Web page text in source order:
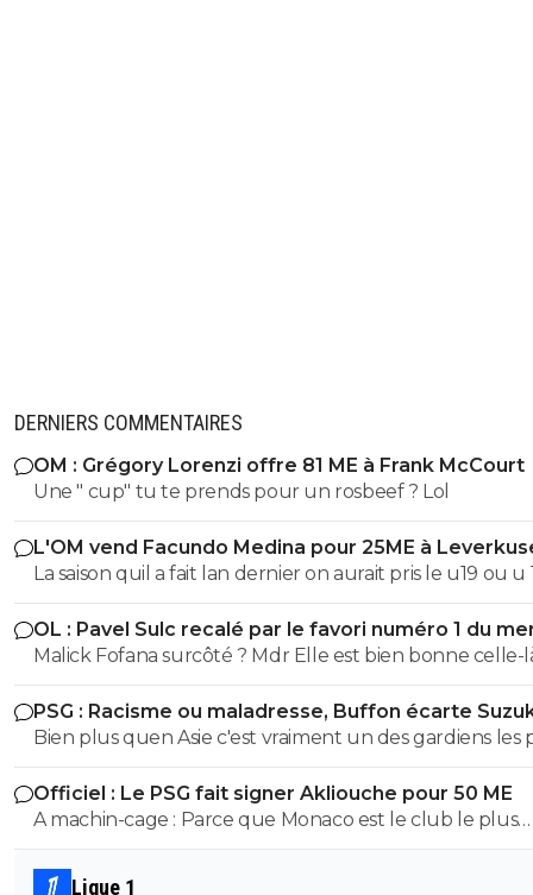
DERNIERS COMMENTAIRES
OM : Grégory Lorenzi offre 81 ME à Frank McCourt
Une " cup" tu te prends pour un rosbeef ? Lol
L'OM vend Facundo Medina pour 25ME à
La saison quil a fait lan dernier on aurait pris le u19 ou u
son poste ils auraient pas fait pire, il a ete blessé plus 1/3
saison et le peu de fois où on l'a vue bah putain...je sais
lors de quel match tu l'a vu bon, moi jai surtout vue
bide et ses croissants a la place des pieds et faire des
duel sur 3..
OL : Pavel Sulc recalé par le favori numéro 1 du
Malick Fofana surcôté ? Mdr Elle est bien bonne
PSG : Racisme ou maladresse, Buffon écarte
Bien plus quen Asie c'est vraiment un des gardiens les
prometteur au monde, et sa coupe du monde plutot réussi
aussi..
Officiel : Le PSG fait signer Akliouche pour 50 ME
A machin-cage : Parce que Monaco est le club le plus
puissant financièrement après le PSG... et qu'il peut
avoir des joueurs de qualité. Le PSG en a bien conscience.
Ligue 1